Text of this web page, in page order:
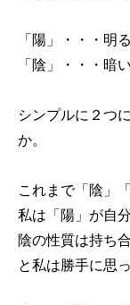
「陽」・・・明る
「陰」・・・暗い
シンプルに２つ
か。
これまで「陰」
私は「陽」が自
陰の性質は持ち
と私は勝手に思